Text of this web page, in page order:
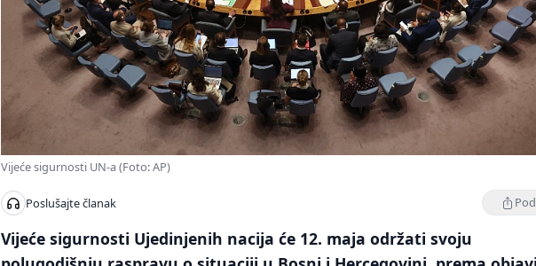
Vijeće sigurnosti UN-a (Foto: AP)
Poslušajte članak
Vijeće sigurnosti Ujedinjenih nacija će 12. maja održati svoju